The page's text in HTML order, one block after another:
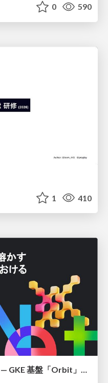
0 590
1 410
認知負荷をGemini で溶かす — GKE 基盤「Orbit」における AI エージェントの実践